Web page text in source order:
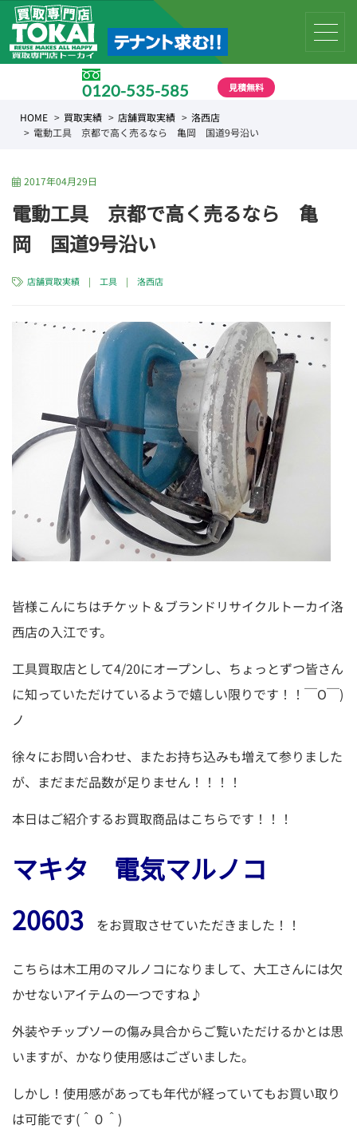
0120-535-585 見積無料
HOME 買取実績 店舗買取実績
洛西店
電動工具 京都で高く売るなら 亀岡 国道9号沿い
2017年04月29日
電動工具 京都で高く売るなら 亀
岡 国道9号沿い
店舗買取実績 | 工具 |洛西店
皆様こんにちはチケット＆ブランドリサイクルトーカイ洛
西店の入江です。
工具買取店として4/20にオープンし、ちょっとずつ皆さん
に知っていただけているようで嬉しい限りです！！￣O￣)
ノ
徐々にお問い合わせ、またお持ち込みも増えて参りました
が、まだまだ品数が足りません！！！！
本日はご紹介するお買取商品はこちらです！！！
マキタ 電気マルノコ
20603 をお買取させていただきました！！
こちらは木工用のマルノコになりまして、大工さんには欠
かせないアイテムの一つですね♪
外装やチップソーの傷み具合からご覧いただけるかとは思
いますが、かなり使用感はございました。
しかし！使用感があっても年代が経っていてもお買い取り
は可能です(＾０＾)